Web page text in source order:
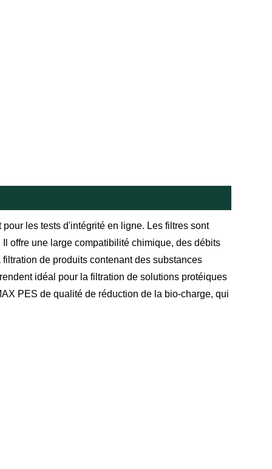
les tests d'intégrité en ligne. Les filtres sont
offre une large compatibilité chimique, des débits
de produits contenant des substances
idéal pour la filtration de solutions protéiques
PES de qualité de réduction de la bio-charge, qui